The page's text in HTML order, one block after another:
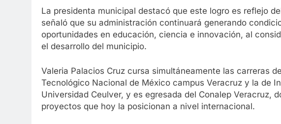
La presidenta municipal destacó que este logro es reflejo
señaló que su administración continuará generando
oportunidades en educación, ciencia e innovación, al
el desarrollo del municipio.
Valeria Palacios Cruz cursa simultáneamente las carreras
Tecnológico Nacional de México campus Veracruz y la de
Universidad Ceulver, y es egresada del Conalep Veracruz,
proyectos que hoy la posicionan a nivel internacional.